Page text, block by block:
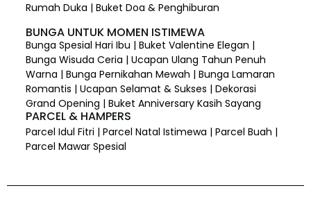
Rumah Duka | Buket Doa & Penghiburan
BUNGA UNTUK MOMEN ISTIMEWA
Bunga Spesial Hari Ibu | Buket Valentine Elegan |
Bunga Wisuda Ceria | Ucapan Ulang Tahun Penuh
Warna | Bunga Pernikahan Mewah | Bunga Lamaran
Romantis | Ucapan Selamat & Sukses | Dekorasi
Grand Opening | Buket Anniversary Kasih Sayang
PARCEL & HAMPERS
Parcel Idul Fitri | Parcel Natal Istimewa | Parcel Buah |
Parcel Mawar Spesial